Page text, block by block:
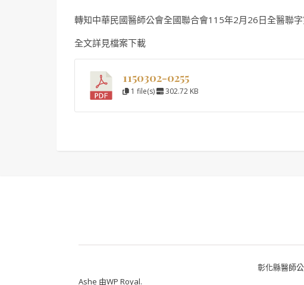
轉知中華民國醫師公會全國聯合會115年2月26日全醫聯
全文詳見檔案下載
1150302-0255
1 file(s) 302.72 KB
彰化縣醫師
Ashe 由WP Royal.